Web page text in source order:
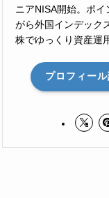
ニアNISA開始。ポ
がら外国インデック
株でゆっくり資産運
プロフィー